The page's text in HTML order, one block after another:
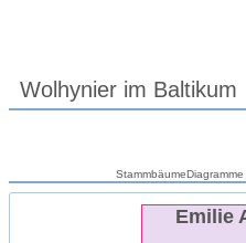
Wolhynier im Baltikum
StammbäumeDiagramme
Emilie